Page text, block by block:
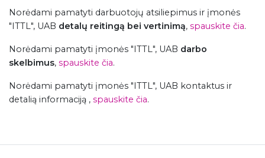
Norėdami pamatyti darbuotojų atsiliepimus ir įmonės
"ITTL", UAB detalų reitingą bei vertinimą, spauskite čia.
Norėdami pamatyti įmonės "ITTL", UAB darbo
skelbimus, spauskite čia.
Norėdami pamatyti įmonės "ITTL", UAB kontaktus ir
detalią informaciją , spauskite čia.